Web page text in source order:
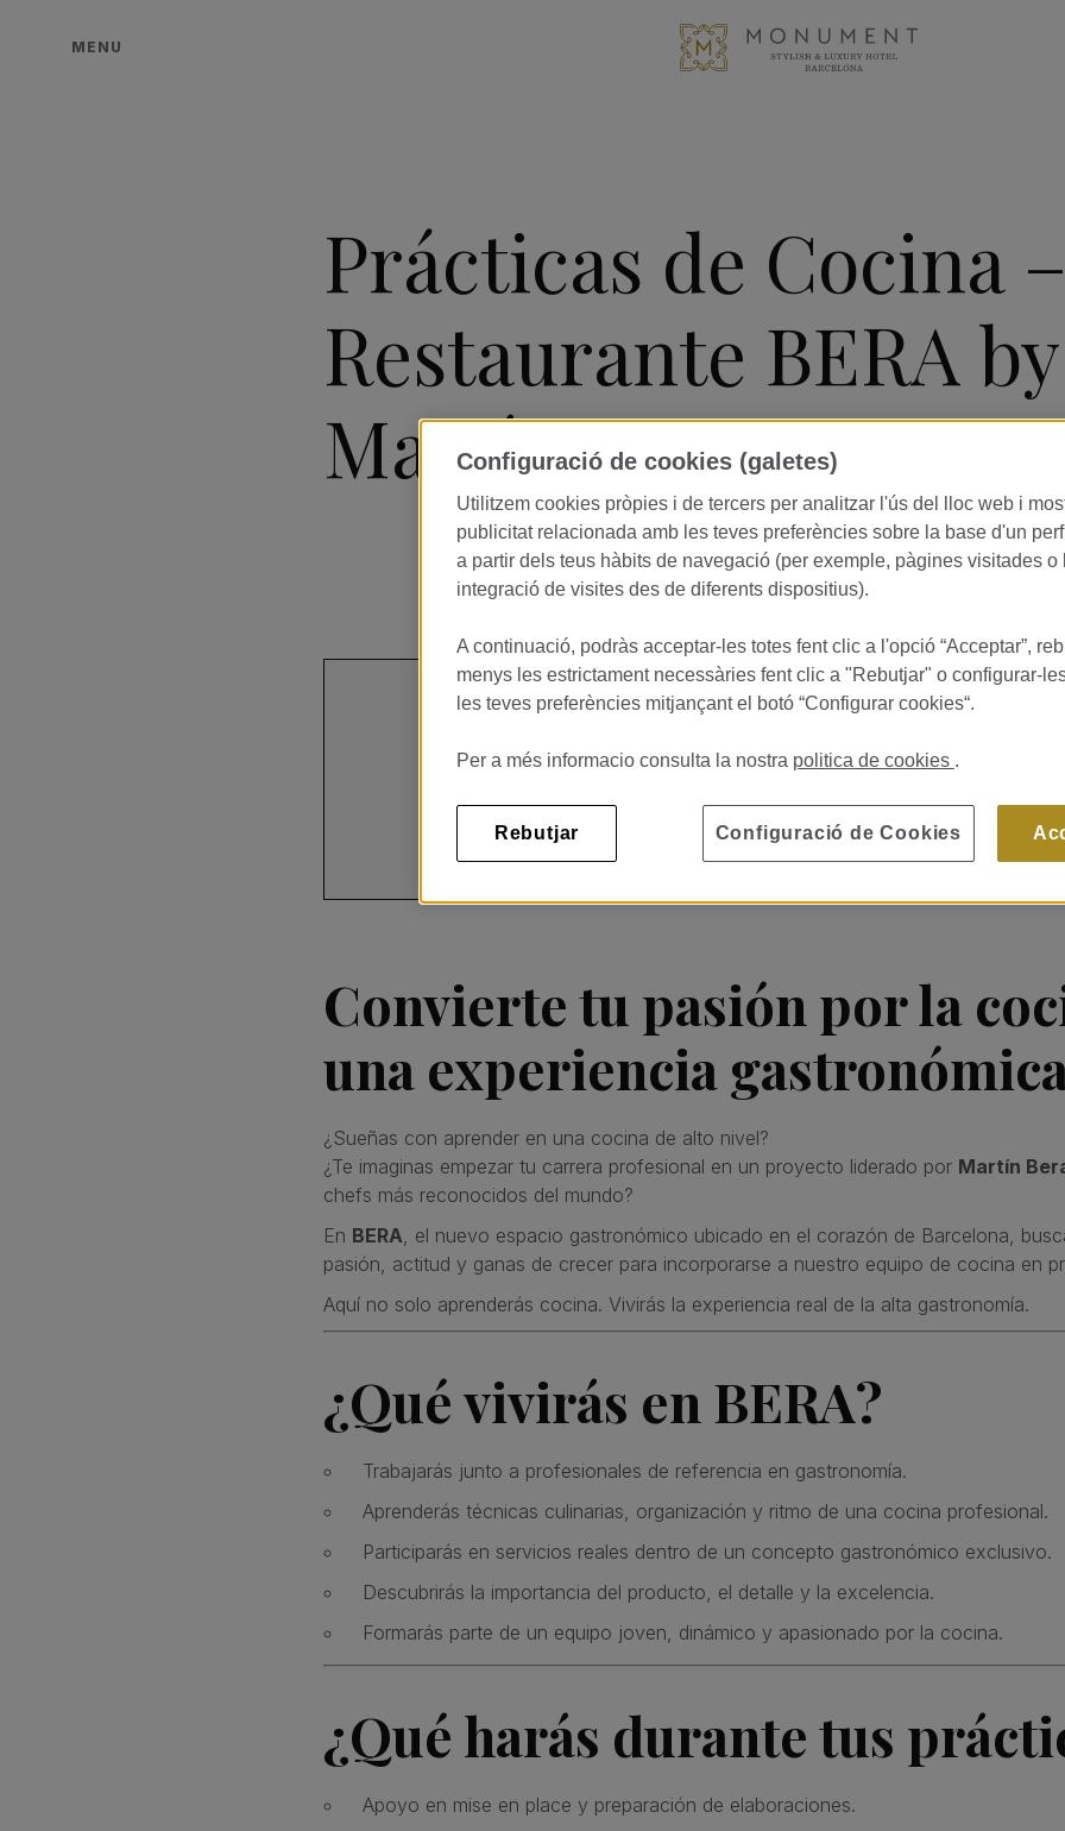
MENU
Prácticas de Cocina
Restaurante BERA by
Martín Berasategui
Restaurante Bera by Martín Berasategui
PASSEIG DE GRACIA 75 BARCELONA Publicat 20/07/26
INSCRIU-TE
Convierte tu pasión por la
una experiencia
¿Sueñas con aprender en una cocina de alto nivel?
¿Te imaginas empezar tu carrera profesional en un proyecto liderado por Martín
chefs más reconocidos del mundo?
En BERA , el nuevo espacio gastronómico ubicado en el corazón de Barcelona,
pasión, actitud y ganas de crecer para incorporarse a nuestro equipo de cocina en
Aquí no solo aprenderás cocina. Vivirás la experiencia real de la alta gastronomía.
¿Qué vivirás en BERA?
Trabajarás junto a profesionales de referencia en gastronomía.
Aprenderás técnicas culinarias, organización y ritmo de una cocina profesional.
Participarás en servicios reales dentro de un concepto gastronómico exclusivo.
Descubrirás la importancia del producto, el detalle y la excelencia.
Formarás parte de un equipo joven, dinámico y apasionado por la cocina.
¿Qué harás durante tus
Apoyo en mise en place y preparación de elaboraciones.
Configuració de cookies (galetes)
Utilitzem cookies pròpies i de tercers per analitzar l'ús del lloc web i
publicitat relacionada amb les teves preferències sobre la base d'un
a partir dels teus hàbits de navegació (per exemple, pàgines visitades o
integració de visites des de diferents dispositius).
A continuació, podràs acceptar-les totes fent clic a l'opció “Acceptar”,
menys les estrictament necessàries fent clic a "Rebutjar" o configurar-
les teves preferències mitjançant el botó “Configurar cookies“.
Per a més informacio consulta la nostra politica de cookies .
Rebutjar Configuració de Cookies